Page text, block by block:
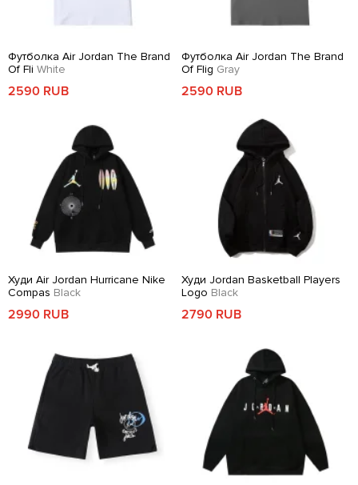
Футболка Air Jordan The Brand
Of Fli White
2590 RUB
Футболка Air Jordan The Brand
Of Flig Gray
2590 RUB
Худи Air Jordan Hurricane Nike
Compas Black
2990 RUB
Худи Jordan Basketball Players
Logo Black
2790 RUB